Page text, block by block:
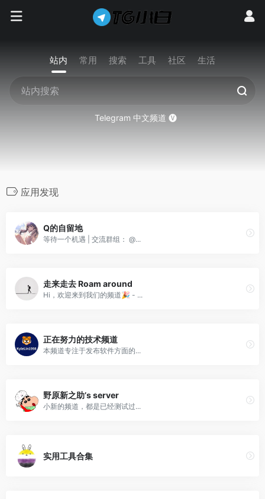
站内 常用 搜索 工具 社区 生活
Telegram 中文频道 🅥
应用发现
Q的自留地
等待一个机遇 | 交流群组： @...
走来走去 Roam around
Hi，欢迎来到我们的频道🎉 - ...
正在努力的技术频道
本频道专注于发布软件方面的...
野原新之助’s server
小新的频道，都是已经测试过...
实用工具合集